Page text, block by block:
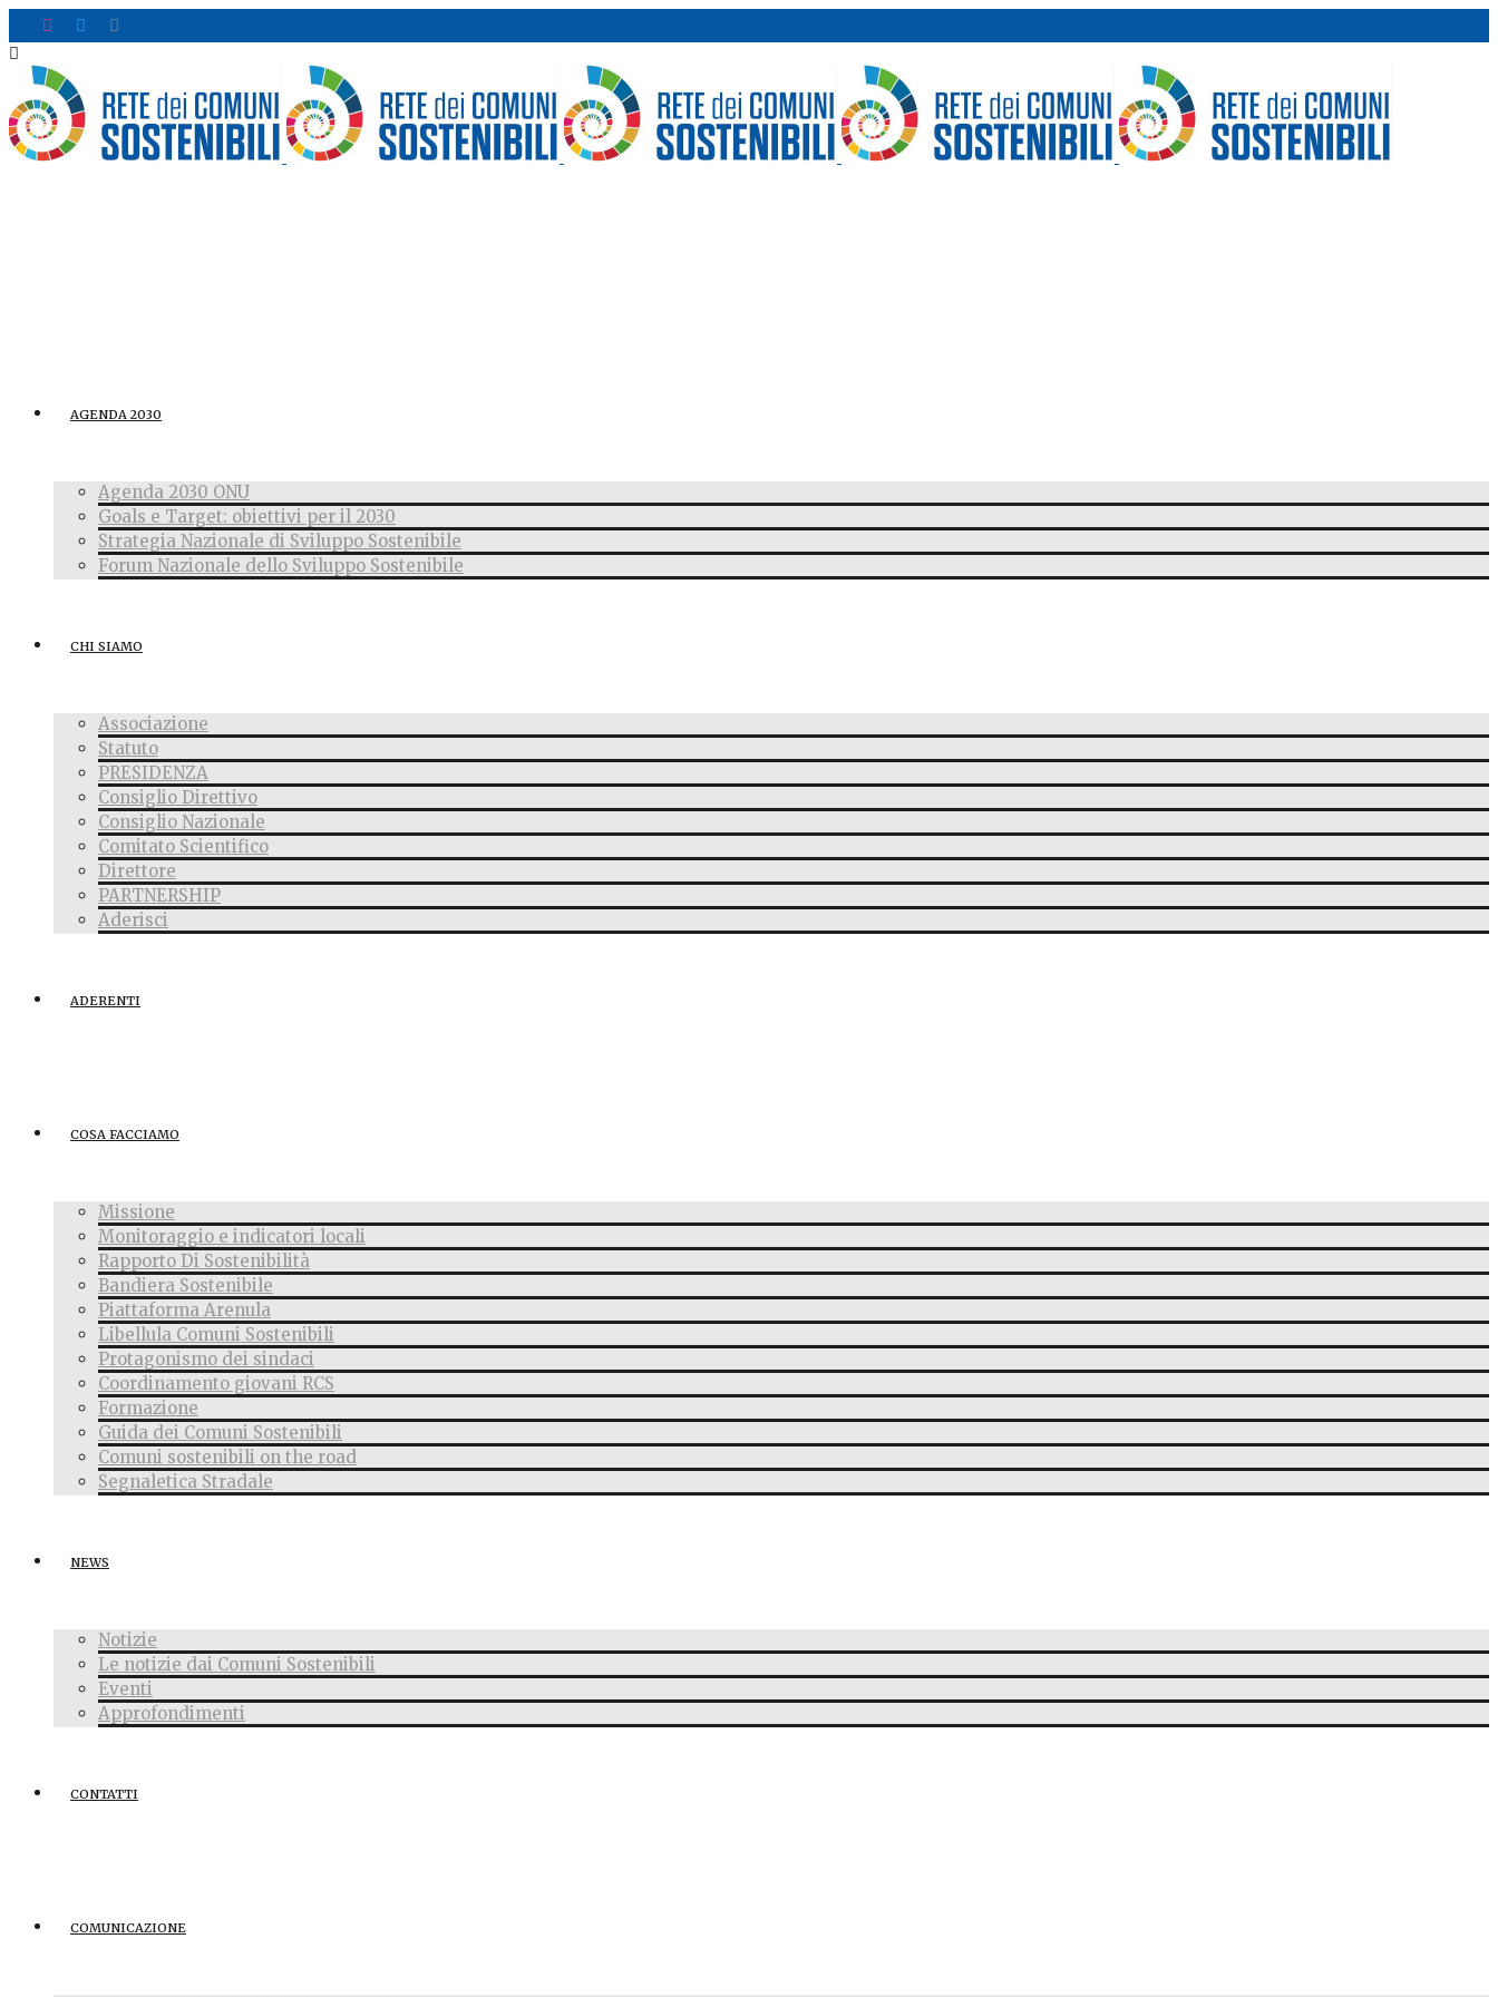
AGENDA 2030
Agenda 2030 ONU
Goals e Target: obiettivi per il 2030
Strategia Nazionale di Sviluppo Sostenibile
Forum Nazionale dello Sviluppo Sostenibile
CHI SIAMO
Associazione
Statuto
PRESIDENZA
Consiglio Direttivo
Consiglio Nazionale
Comitato Scientifico
Direttore
PARTNERSHIP
Aderisci
ADERENTI
COSA FACCIAMO
Missione
Monitoraggio e indicatori locali
Rapporto Di Sostenibilità
Bandiera Sostenibile
Piattaforma Arenula
Libellula Comuni Sostenibili
Protagonismo dei sindaci
Coordinamento giovani RCS
Formazione
Guida dei Comuni Sostenibili
Comuni sostenibili on the road
Segnaletica Stradale
NEWS
Notizie
Le notizie dai Comuni Sostenibili
Eventi
Approfondimenti
CONTATTI
COMUNICAZIONE